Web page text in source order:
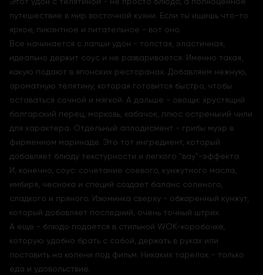
путешествие в мир восточной кухни. Если ты ищешь что-то
яркое, пикантное и питательное - вот оно.
Все начинается с лапши удон - толстая, эластичная,
идеально держит соус и не разваривается. Именно такая,
какую подают в японских ресторанах. Добавляем нежную,
ароматную телятину, которая готовится быстро, чтобы
оставаться сочной и мягкой. А дальше - овощи: хрустящий
болгарский перец, морковь, кабачок, плюс остренький чили
для характера. Отдельный аплодисмент - грибы муэр в
фирменном маринаде. Это тот ингредиент, который
добавляет блюду текстурности и легкого "вау"-эффекта.
И, конечно, соус: сочетание соевого, кунжутного масла,
имбиря, чеснока и специй создает баланс соленого,
сладкого и пряного. Изюминка сверху - обжаренный кунжут,
который добавляет последний, очень точный штрих.
А еще - блюдо подается в стильной WOK-коробочке,
которую удобно брать с собой, держать в руках или
поставить на колени под фильм. Никаких тарелок - только
еда и удовольствие.